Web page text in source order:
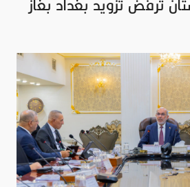
ترفض تزويد بغداد بغاز